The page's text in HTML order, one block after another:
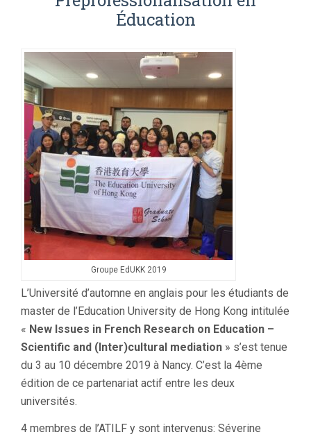
Éducation
Groupe EdUKK 2019
L’Université d’automne en anglais pour les étudiants de
master de l’Education University de Hong Kong intitulée
« New Issues in French Research on Education –
Scientific and (Inter)cultural mediation » s’est tenue
du 3 au 10 décembre 2019 à Nancy. C’est la 4ème
édition de ce partenariat actif entre les deux
universités.
4 membres de l’ATILF y sont intervenus: Séverine